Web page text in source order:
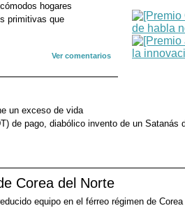
hogares
primitivas que
Ver comentarios
un exceso de vida
de pago, diabólico invento de un Satanás
Corea del Norte
equipo en el férreo régimen de